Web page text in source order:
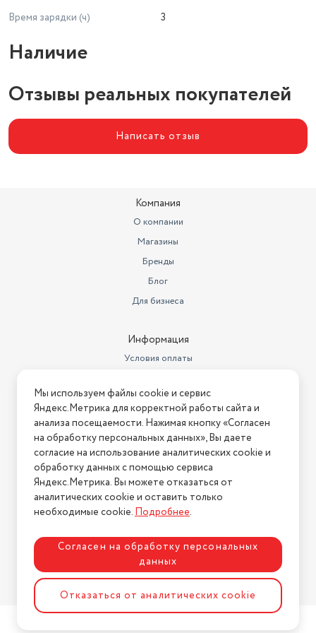
Время зарядки (ч)
3
Наличие
Отзывы реальных покупателей
Написать отзыв
Компания
О компании
Магазины
Бренды
Блог
Для бизнеса
Информация
Условия оплаты
Условия возврата
Нашли ошибку на сайте? Напишите нам
2026 © Интернет-магазин "АстМаркет". У нас есть всё!
Политика конфиденциальности
Разработка сайтаASTDESIGN
Мы используем файлы cookie и сервис
Яндекс.Метрика для корректной работы сайта и
анализа посещаемости. Нажимая кнопку «Согласен
на обработку персональных данных», Вы даете
согласие на использование аналитических cookie и
обработку данных с помощью сервиса
Яндекс.Метрика. Вы можете отказаться от
аналитических cookie и оставить только
необходимые cookie.Подробнее.
Согласен на обработку персональных
данных
Отказаться от аналитических cookie